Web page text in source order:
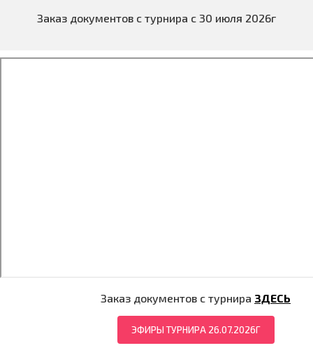
Заказ документов с турнира с 30 июля 2026г
Заказ документов с турнира ЗДЕСЬ
ЭФИРЫ ТУРНИРА 26.07.2026Г